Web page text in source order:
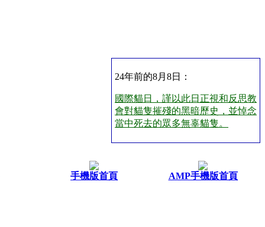
24年前的8月8日：
國際貓日，謹以此日正視和反思教
會對貓隻摧殘的黑暗歷史，並悼念
當中死去的眾多無辜貓隻。
手機版首頁 AMP手機版首頁